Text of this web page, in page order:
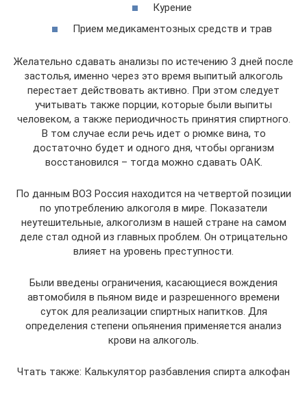
Курение
Прием медикаментозных средств и трав
Желательно сдавать анализы по истечению 3 дней после
застолья, именно через это время выпитый алкоголь
перестает действовать активно. При этом следует
учитывать также порции, которые были выпиты
человеком, а также периодичность принятия спиртного.
В том случае если речь идет о рюмке вина, то
достаточно будет и одного дня, чтобы организм
восстановился – тогда можно сдавать ОАК.
По данным ВОЗ Россия находится на четвертой позиции
по употреблению алкоголя в мире. Показатели
неутешительные, алкоголизм в нашей стране на самом
деле стал одной из главных проблем. Он отрицательно
влияет на уровень преступности.
Были введены ограничения, касающиеся вождения
автомобиля в пьяном виде и разрешенного времени
суток для реализации спиртных напитков. Для
определения степени опьянения применяется анализ
крови на алкоголь.
Чтать также: Калькулятор разбавления спирта алкофан